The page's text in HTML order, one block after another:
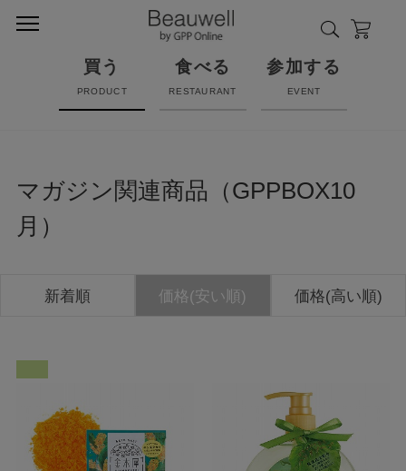
買う
PRODUCT
食べる
RESTAURANT
参加する
EVENT
マガジン関連商品（GPPBOX10
月）
新着順 価格(安い順) 価格(高い順)